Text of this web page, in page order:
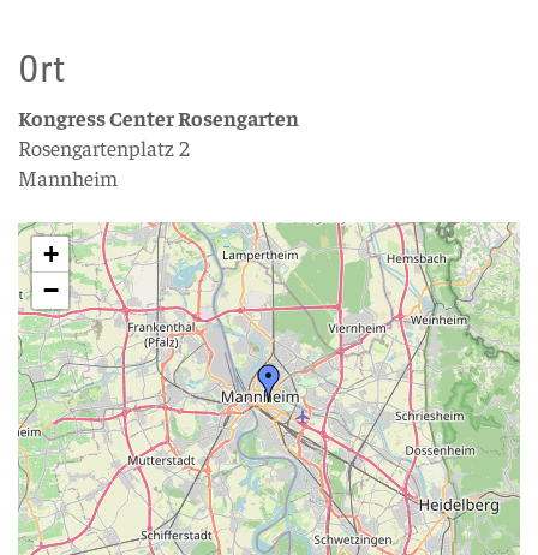
Ort
Kongress Center Rosengarten
Rosengartenplatz 2
Mannheim
+
−